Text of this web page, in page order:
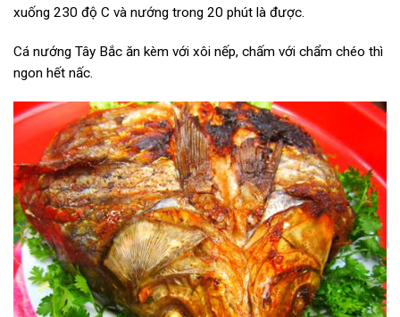
xuống 230 độ C và nướng trong 20 phút là được.
Cá nướng Tây Bắc ăn kèm với xôi nếp, chấm với chẩm chéo thì
ngon hết nấc.